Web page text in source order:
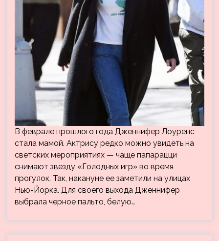
В феврале прошлого года Дженнифер Лоуренс
стала мамой. Актрису редко можно увидеть на
светских мероприятиях — чаще папарацци
снимают звезду «Голодных игр» во время
прогулок. Так, накануне ее заметили на улицах
Нью-Йорка. Для своего выхода Дженнифер
выбрала черное пальто, белую…